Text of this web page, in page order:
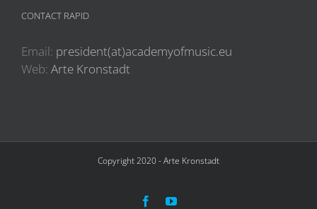
CONTACT RAPID
Email: president(at)academyofmusic.eu
Web: Arte Kronstadt
Copyright 2020 - Arte Kronstadt
FacebookYouTube